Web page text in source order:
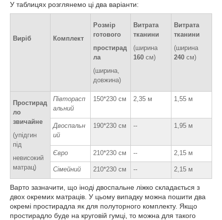
У таблицях розглянемо ці два варіанти:
Виріб Комплект
Розмір
готового
простирад
ла
(ширина,
довжина)
Витрата
тканини
(ширина
160 см)
Витрата
тканини
(ширина
240 см)
Простирад
ло
звичайне
(упідгин
під
невисокий
матрац)
Півторасп
альний
150*230 см 2,35 м 1,55 м
Двоспальн
ий
190*230 см -- 1,95 м
Євро 210*230 см -- 2,15 м
Сімейний 210*230 см -- 2,15 м
Варто зазначити, що іноді двоспальне ліжко складається з
двох окремих матраців. У цьому випадку можна пошити два
окремі простирадла як для полуторного комплекту. Якщо
простирадло буде на круговій гумці, то можна для такого